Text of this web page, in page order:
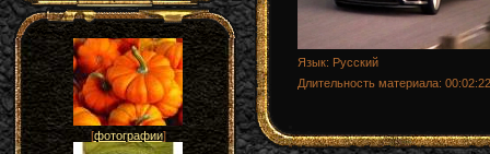
[фотографии]
Язык: Русский
Длительность материала: 00:02:22